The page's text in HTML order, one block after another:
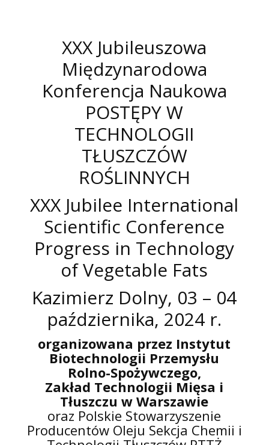
XXX Jubileuszowa
Międzynarodowa
Konferencja Naukowa
POSTĘPY W
TECHNOLOGII
TŁUSZCZÓW
ROŚLINNYCH
XXX Jubilee International
Scientific Conference
Progress in Technology
of Vegetable Fats
Kazimierz Dolny, 03 – 04
października, 2024 r.
organizowana przez Instytut
Biotechnologii Przemysłu
Rolno-Spożywczego,
Zakład Technologii Mięsa i
Tłuszczuw Warszawie
oraz Polskie Stowarzyszenie
Producentów Oleju Sekcja Chemii i